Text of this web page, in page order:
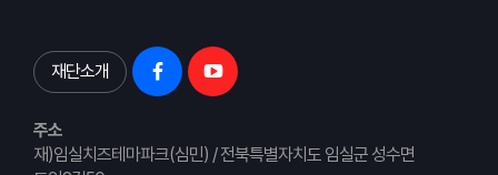
재단소개
주소
재)임실치즈테마파크(심민) / 전북특별자치도 임실군 성수면